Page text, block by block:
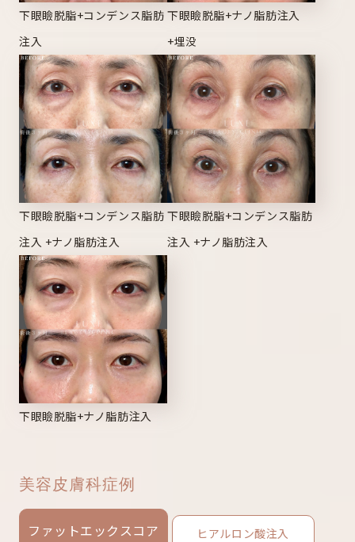
下眼瞼脱脂+コンデンス脂肪
注入
下眼瞼脱脂+ナノ脂肪注入
+埋没
下眼瞼脱脂+コンデンス脂肪
注入 +ナノ脂肪注入
下眼瞼脱脂+コンデンス脂肪
注入 +ナノ脂肪注入
下眼瞼脱脂+ナノ脂肪注入
美容皮膚科症例
ファットエックスコア ヒアルロン酸注入